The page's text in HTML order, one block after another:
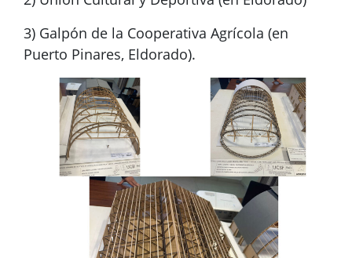
3) Galpón de la Cooperativa Agrícola (en
Puerto Pinares, Eldorado).